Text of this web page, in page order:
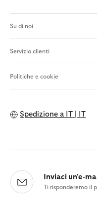
Su di noi
Servizio clienti
Politiche e cookie
Spedizione a IT | IT
Inviaci un'e-
Ti risponderemo il